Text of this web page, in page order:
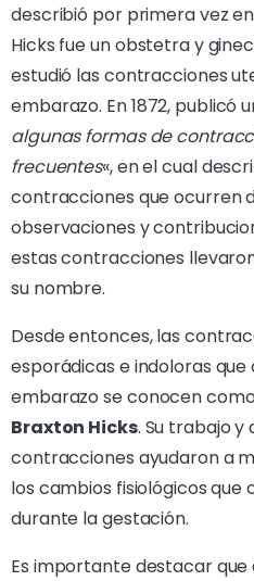
describió por primera vez en
Hicks fue un obstetra y
estudió las contracciones
embarazo. En 1872, publicó
algunas formas de
frecuentes«, en el cual
contracciones que ocurren
observaciones y
estas contracciones
su nombre.
Desde entonces, las
esporádicas e indoloras
embarazo se conocen como
Braxton Hicks. Su trabajo y
contracciones ayudaron a
los cambios fisiológicos que
durante la gestación.
Es importante destacar que